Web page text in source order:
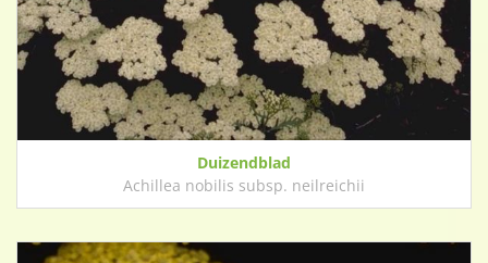
Duizendblad
Achillea nobilis subsp. neilreichii